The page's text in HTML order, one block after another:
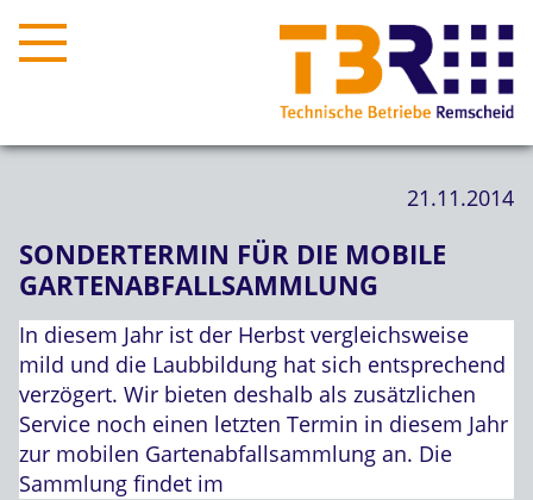
21.11.2014
SONDERTERMIN FÜR DIE MOBILE
GARTENABFALLSAMMLUNG
In diesem Jahr ist der Herbst vergleichsweise
mild und die Laubbildung hat sich entsprechend
verzögert. Wir bieten deshalb als zusätzlichen
Service noch einen letzten Termin in diesem Jahr
zur mobilen Gartenabfallsammlung an. Die
Sammlung findet im